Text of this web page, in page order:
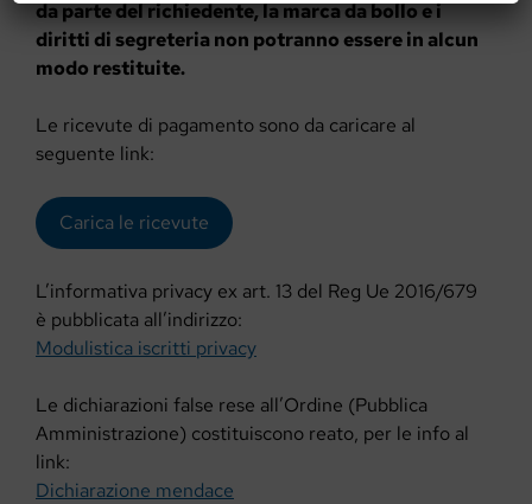
da parte del richiedente, la marca da bollo e i
diritti di segreteria non potranno essere in alcun
modo restituite.
Le ricevute di pagamento sono da caricare al
seguente link:
Carica le ricevute
L’informativa privacy ex art. 13 del Reg Ue 2016/679
è pubblicata all’indirizzo:
Modulistica iscritti privacy
Le dichiarazioni false rese all’Ordine (Pubblica
Amministrazione) costituiscono reato, per le info al
link:
Dichiarazione mendace